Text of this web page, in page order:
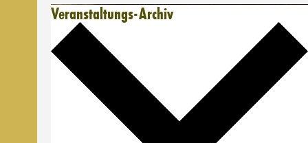
Veranstaltungs-Archiv